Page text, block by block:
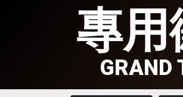
專用
GRAND